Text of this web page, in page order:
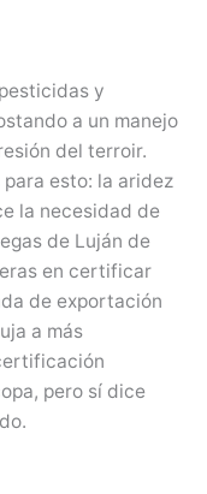
y
a un manejo
del terroir.
esto: la aridez
la necesidad de
de Luján de
en certificar
de exportación
a más
pero sí dice